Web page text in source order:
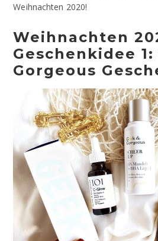
Weihnachten 2020!
Weihnachten
Geschenkidee 1:
Gorgeous